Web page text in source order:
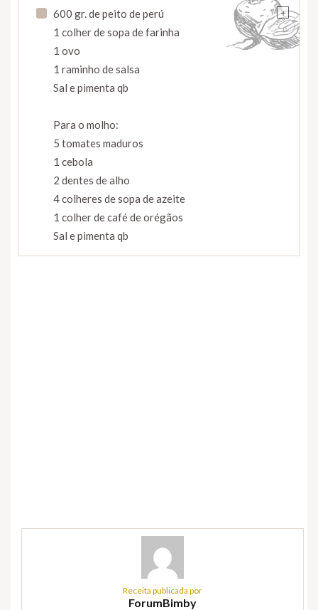
+
600 gr. de peito de perú
1 colher de sopa de farinha
1 ovo
1 raminho de salsa
Sal e pimenta qb
Para o molho:
5 tomates maduros
1 cebola
2 dentes de alho
4 colheres de sopa de azeite
1 colher de café de orégãos
Sal e pimenta qb
Receita publicada por
ForumBimby